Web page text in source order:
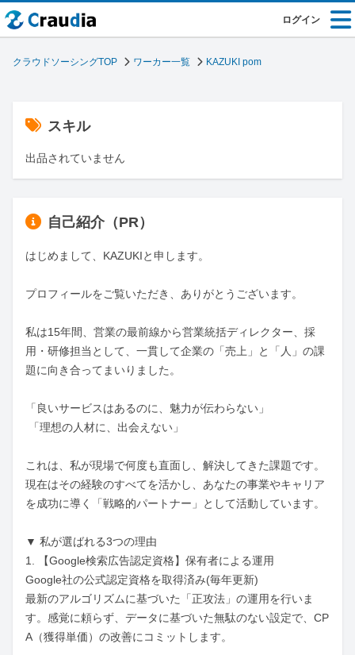
ログイン
クラウドソーシングTOP ワーカー一覧 KAZUKI pom
スキル
出品されていません
自己紹介（PR）
はじめまして、KAZUKIと申します。
プロフィールをご覧いただき、ありがとうございます。
私は15年間、営業の最前線から営業統括ディレクター、採
用・研修担当として、一貫して企業の「売上」と「人」の課
題に向き合ってまいりました。
「良いサービスはあるのに、魅力が伝わらない」
これは、私が現場で何度も直面し、解決してきた課題です。
現在はその経験のすべてを活かし、あなたの事業やキャリア
を成功に導く「戦略的パートナー」として活動しています。
▼ 私が選ばれる3つの理由
1. 【Google検索広告認定資格】保有者による運用
Google社の公式認定資格を取得済み(毎年更新)
最新のアルゴリズムに基づいた「正攻法」の運用を行いま
す。感覚に頼らず、データに基づいた無駄のない設定で、CP
A（獲得単価）の改善にコミットします。